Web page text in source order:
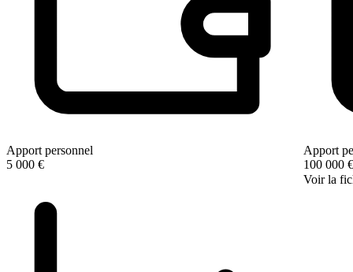
Apport personnel
5 000 €
Apport
100 000 €
Voir la